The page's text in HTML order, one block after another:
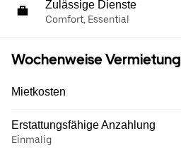
Zulässige Dienste
Comfort, Essential
Wochenweise Vermietung
Mietkosten
Erstattungsfähige Anzahlung
Einmalig